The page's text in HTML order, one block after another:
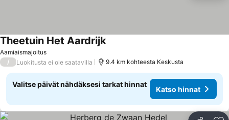
Aamiaismajoitus
Theetuin Het AardrijkKatso hinnat
/ Luokitusta ei ole saatavilla 9.4 km kohteesta Keskusta
Valitse päivät nähdäksesi tarkat hinnat
Katso hinnat